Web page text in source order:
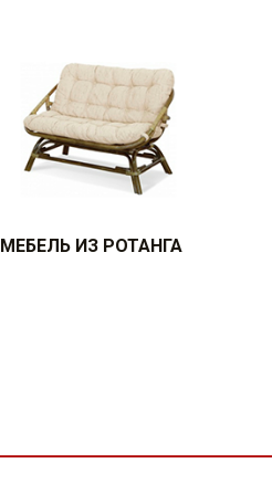
МЕБЕЛЬ ИЗ РОТАНГА